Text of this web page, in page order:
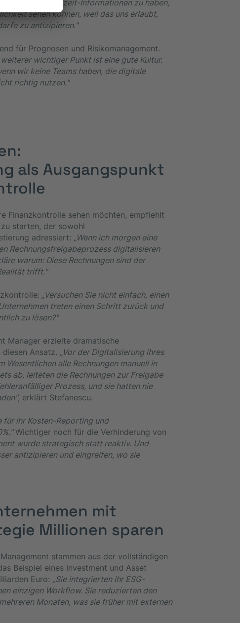
es wichtig, Echtzeit-Informationen zu haben,
sehen können, weil das uns erlaubt,
zu antizipieren."
für Prognosen und Risikomanagement.
weiterer wichtiger Punkt ist eine gute Kultur.
wir keine Teams haben, die digitale
richtig nutzen."
als Ausgangspunkt
Finanzkontrolle sehen möchten, empfiehlt
starten, der sowohl
adressiert: „Wenn ich morgen eine
Rechnungsfreigabeprozess digitalisieren
warum: Diese Rechnungen sind der
trifft."
„Versuchen Sie nicht einfach, einen
treten einen Schritt zurück und
zu lösen?"
Manager erzielte dramatische
Ansatz. „Vor der Digitalisierung ihres
Wesentlichen alle Rechnungen manuell in
ab, leiteten die Rechnungen zur Freigabe
Prozess, und sie hatten nie
, erklärt Stefanescu.
für ihr Kosten-Reporting und
Wichtiger noch für die Verhinderung von
wurde strategisch statt reaktiv. Und
antizipieren und eingreifen, wo sie
mit
Millionen sparen
stammen aus der vollständigen
Beispiel eines Investment und Asset
Euro: „Sie integrierten ihr ESG-
einzigen Workflow. Sie reduzierten den
Monaten, was sie früher mit externen